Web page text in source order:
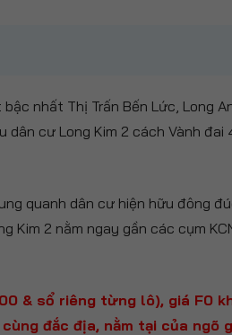
nhất Thị Trấn Bến Lức, Long
dân cư Long Kim 2 cách Vành
quanh dân cư hiện hữu đông
2 nằm ngay gần các cụm
& sổ riêng từng lô), giá F0
đắc địa, nằm tại của ngõ